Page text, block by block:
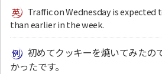
Traffic on Wednesday is
than earlier in the week.
初めてクッキーを焼いてみたの
かったです。